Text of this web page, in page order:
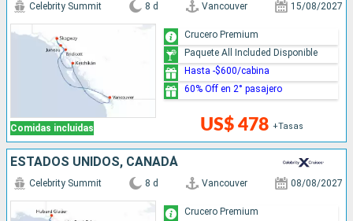
Comidas incluidas
Celebrity Summit 8 d Vancouver 15/08/2027
US$ 478 +Tasas
Crucero Premium
Paquete All Included Disponible
Hasta -$600/cabina
60% Off en 2° pasajero
ESTADOS UNIDOS, CANADÁ
Celebrity Summit 8 d Vancouver 08/08/2027
Crucero Premium